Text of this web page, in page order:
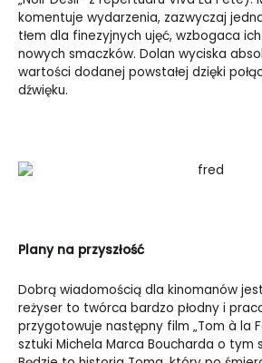
komentuje wydarzenia, zazwyczaj
tłem dla finezyjnych ujęć, wzbogaca
nowych smaczków. Dolan wyciska
wartości dodanej powstałej dzięki
dźwięku.
Plany na przyszłość
Dobrą wiadomością dla kinomanów
reżyser to twórca bardzo płodny i
przygotowuje następny film „Tom à la
sztuki Michela Marca Boucharda o tym